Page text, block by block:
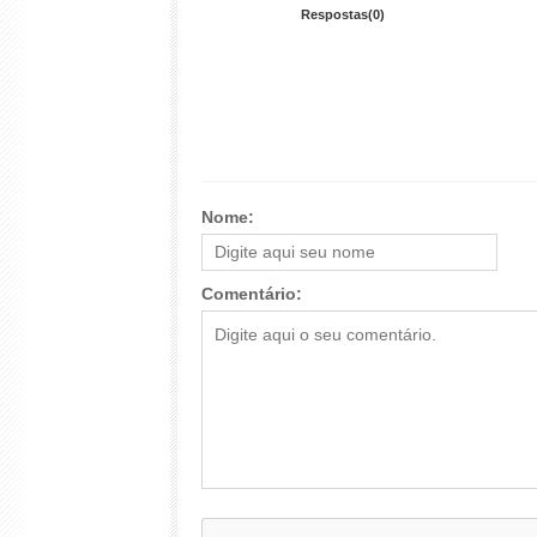
Respostas(0)
Nome:
Comentário: